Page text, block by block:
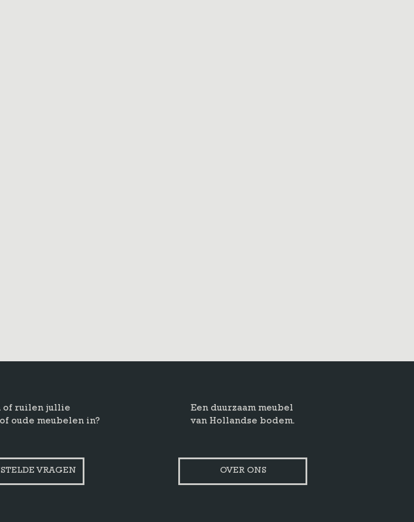
of ruilen jullie
oude meubelen in?
VRAGEN
Een duurzaam meubel
van Hollandse bodem.
OVER ONS